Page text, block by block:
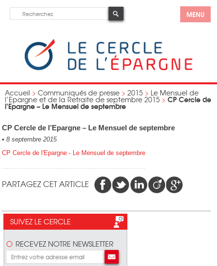
MENU
Accueil > Communiqués de presse > 2015 > Le Mensuel de
l’Epargne et de la Retraite de septembre 2015 > CP Cercle de
l’Epargne – Le Mensuel de septembre
CP Cercle de l’Epargne – Le Mensuel de septembre
• 8 septembre 2015
CP Cercle de l'Epargne - Le Mensuel de septembre
PARTAGEZ CET ARTICLE
SUIVEZ LE CERCLE
RECEVEZ NOTRE NEWSLETTER